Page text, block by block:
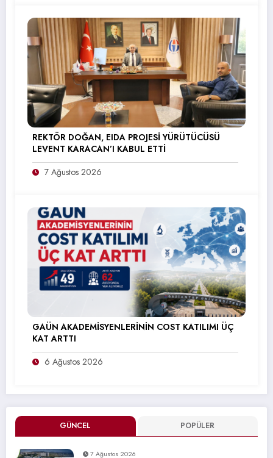
GÜNCEL POPÜLER
7 Ağustos 2026
REKTÖR DOĞAN, EIDA PROJESİ YÜRÜTÜCÜSÜ
LEVENT KARACAN’I KABUL ETTİ
7 Ağustos 2026
GAÜN AKADEMİSYENLERİNİN COST KATILIMI ÜÇ
KAT ARTTI
6 Ağustos 2026